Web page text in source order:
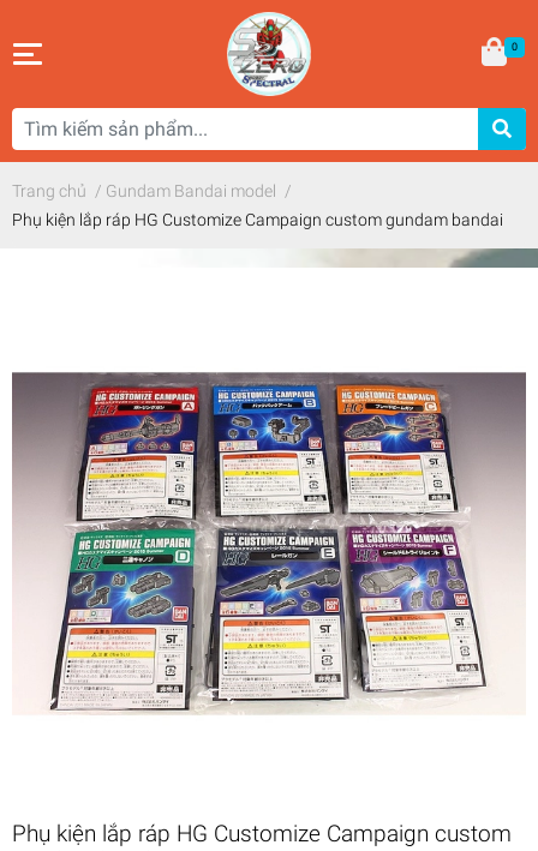
0
Trang chủ / Gundam Bandai model /
Phụ kiện lắp ráp HG Customize Campaign custom gundam bandai
Phụ kiện lắp ráp HG Customize Campaign custom